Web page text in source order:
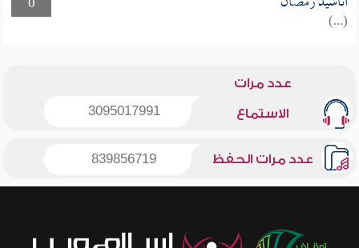
(...)
عدد مرات
الاستماع 3095017991
عدد مرات الحفظ 839856719